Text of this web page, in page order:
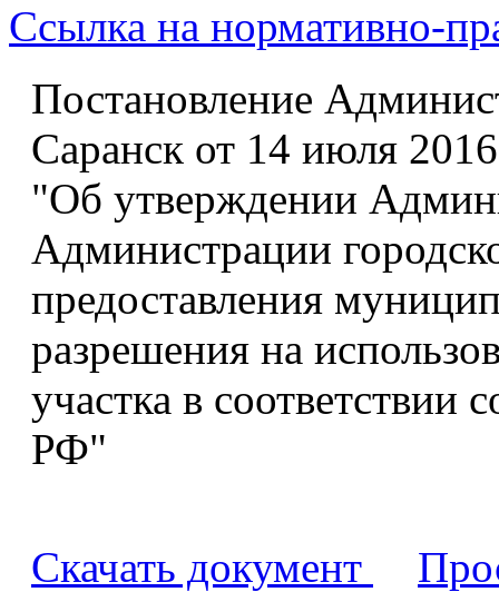
Ссылка на нормативно-
Постановление
Саранск от 14 июля
"Об утверждении
Администрации
предоставления
разрешения на
участка в соответствии
РФ"
Скачать документ